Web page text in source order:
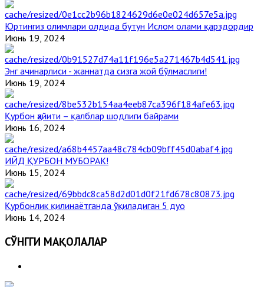
Юртингиз олимлари олдида бутун Ислом олами қарздордир
Июнь 19, 2024
Энг ачинарлиси - жаннатда сизга жой бўлмаслиги!
Июнь 19, 2024
Қурбон ҳайити – қалблар шодлиги байрами
Июнь 16, 2024
ИЙД ҚУРБОН МУБОРАК!
Июнь 15, 2024
Қурбонлик қилинаётганда ўқиладиган 5 дуо
Июнь 14, 2024
СЎНГГИ МАҚОЛАЛАР